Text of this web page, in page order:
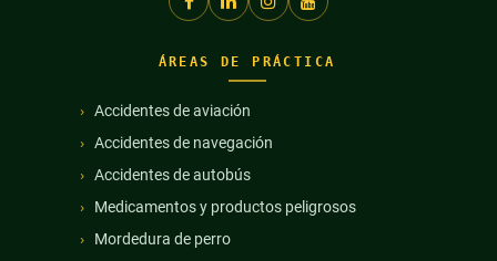
ÁREAS DE PRÁCTICA
Accidentes de aviación
Accidentes de navegación
Accidentes de autobús
Medicamentos y productos peligrosos
Mordedura de perro